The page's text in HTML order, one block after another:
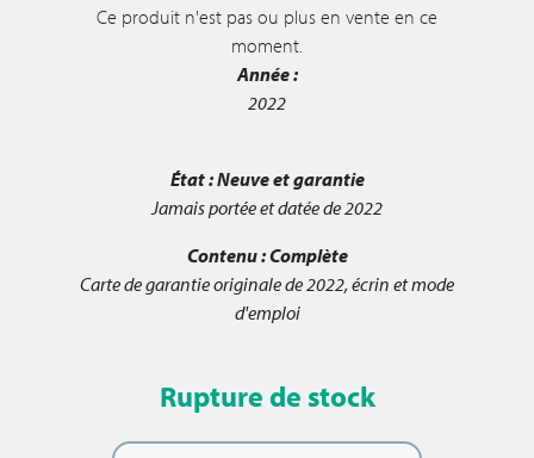
Ce produit n'est pas ou plus en vente en ce
moment.
Année :
2022
État :Neuve et garantie
Jamais portée et datée de 2022
Contenu :Complète
Carte de garantie originale de 2022, écrin et mode
d'emploi
Rupture de stock